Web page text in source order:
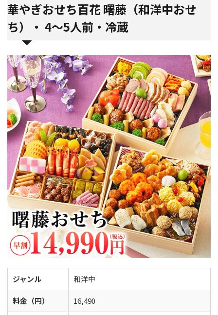
華やぎおせち百花 曙藤（和洋中おせ
ち）・ 4～5人前・冷蔵
ジャンル 和洋中
料金（円） 16,490